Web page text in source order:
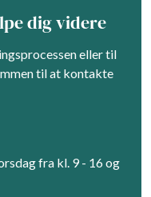
dig videre
eller til
til at kontakte
fra kl. 9 - 16 og